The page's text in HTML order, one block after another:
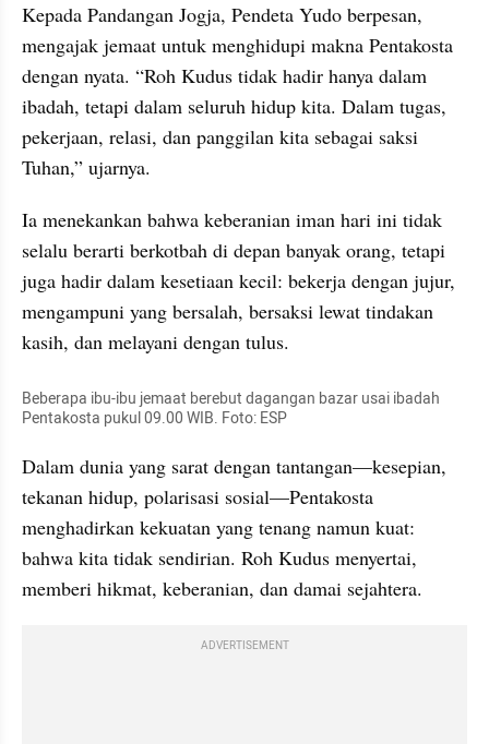
Kepada Pandangan Jogja, Pendeta Yudo berpesan,
mengajak jemaat untuk menghidupi makna Pentakosta
dengan nyata. “Roh Kudus tidak hadir hanya dalam
ibadah, tetapi dalam seluruh hidup kita. Dalam tugas,
pekerjaan, relasi, dan panggilan kita sebagai saksi
Tuhan,” ujarnya.
Ia menekankan bahwa keberanian iman hari ini tidak
selalu berarti berkotbah di depan banyak orang, tetapi
juga hadir dalam kesetiaan kecil: bekerja dengan jujur,
mengampuni yang bersalah, bersaksi lewat tindakan
kasih, dan melayani dengan tulus.
Beberapa ibu-ibu jemaat berebut dagangan bazar usai ibadah
Pentakosta pukul 09.00 WIB. Foto: ESP
Dalam dunia yang sarat dengan tantangan—kesepian,
tekanan hidup, polarisasi sosial—Pentakosta
menghadirkan kekuatan yang tenang namun kuat:
bahwa kita tidak sendirian. Roh Kudus menyertai,
memberi hikmat, keberanian, dan damai sejahtera.
ADVERTISEMENT